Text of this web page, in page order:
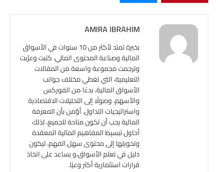
AMIRA IBRAHIM
بخبرة تمتد لأكثر من 10 سنوات في الأسواق
المالية وصناعة المحتوى المالي، كتبت وعرّبت
وترجمت مجموعة واسعة من المقالات
التعليمية، التي تغطي مختلف جوانب
الأسواق المالية، بدءًا من الفوركس
والأسهم، وصولًا إلى التحليلات الاقتصادية
واستراتيجيات التداول. أؤمن بأن المعرفة
المالية يجب أن تكون متاحة للجميع، لذلك
أحاول تبسيط المفاهيم المالية المعقدة
وتحويلها إلى محتوى سهل الفهم، ليكون
دليل في تعلم الأسواق،و يساعد على اتخاذ
قرارات استثمارية أكثر وعيًا.